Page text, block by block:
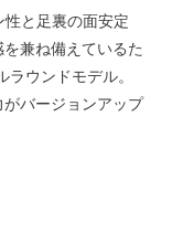
と足裏の面安定
兼ね備えているた
ウンドモデル。
バージョンアップ